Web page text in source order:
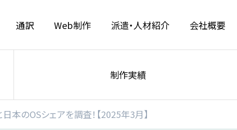
通訳 Web制作 派遣・人材紹介 会社概要
制作実績
本のOSシェアを調査！【2025年3月】